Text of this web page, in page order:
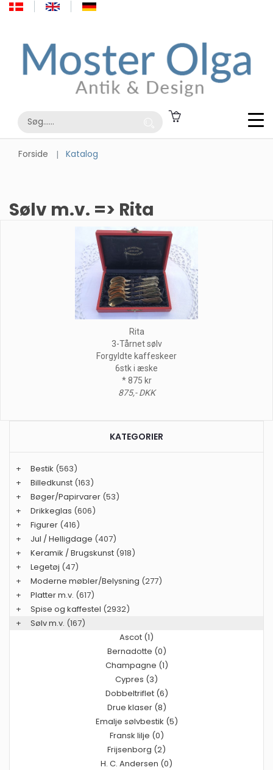
Forside Katalog
Sølv m.v. => Rita
Rita
3-Tårnet sølv
Forgyldte kaffeskeer
6stk i æske
* 875 kr
875,- DKK
KATEGORIER
+ Bestik (563)
+
Billedkunst (163)
+
Bøger/Papirvarer (53)
+
Drikkeglas (606)
+
Figurer (416)
+
Jul / Helligdage (407)
+
Keramik / Brugskunst (918)
+
Legetøj (47)
+
Moderne møbler/Belysning (277)
+
Platter m.v. (617)
+
Spise og kaffestel (2932)
+
Sølv m.v. (167)
Ascot (1)
Bernadotte (0)
Champagne (1)
Cypres (3)
Dobbeltriflet (6)
Drue klaser (8)
Emalje sølvbestik (5)
Fransk lilje (0)
Frijsenborg (2)
H. C. Andersen (0)